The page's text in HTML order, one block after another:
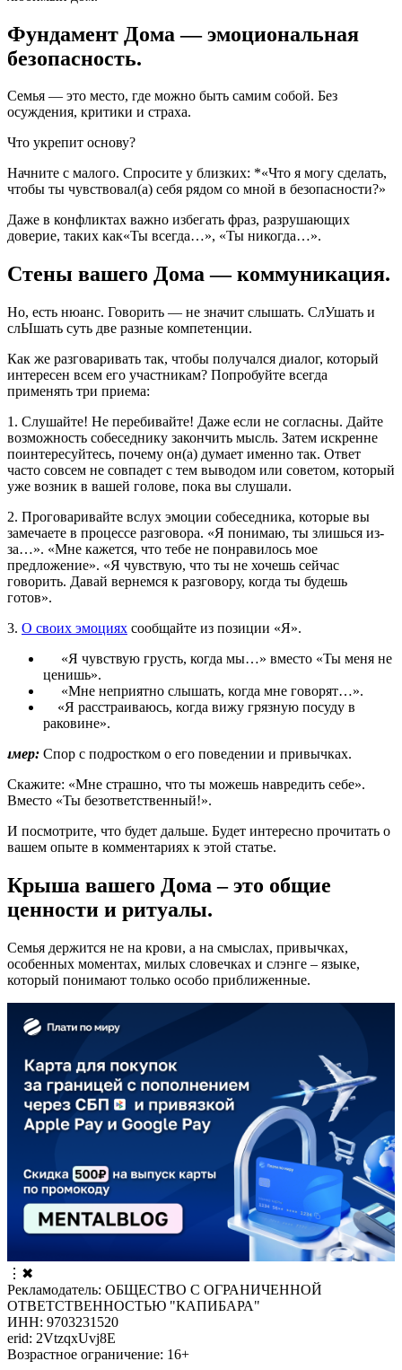
Фундамент Дома — эмоциональная
безопасность.
Семья — это место, где можно быть самим собой. Без
осуждения, критики и страха.
Что укрепит основу?
Начните с малого. Спросите у близких: *«Что я могу сделать,
чтобы ты чувствовал(а) себя рядом со мной в безопасности?»
Даже в конфликтах важно избегать фраз, разрушающих
доверие, таких как«Ты всегда…», «Ты никогда…».
Стены вашего Дома — коммуникация.
Но, есть нюанс. Говорить — не значит слышать. СлУшать и
слЫшать суть две разные компетенции.
Как же разговаривать так, чтобы получался диалог, который
интересен всем его участникам? Попробуйте всегда
применять три приема:
1. Слушайте! Не перебивайте! Даже если не согласны. Дайте
возможность собеседнику закончить мысль. Затем искренне
поинтересуйтесь, почему он(а) думает именно так. Ответ
часто совсем не совпадет с тем выводом или советом, который
уже возник в вашей голове, пока вы слушали.
2. Проговаривайте вслух эмоции собеседника, которые вы
замечаете в процессе разговора. «Я понимаю, ты злишься из-
за…». «Мне кажется, что тебе не понравилось мое
предложение». «Я чувствую, что ты не хочешь сейчас
говорить. Давай вернемся к разговору, когда ты будешь
готов».
3. О своих эмоциях сообщайте из позиции «Я».
«Я чувствую грусть, когда мы…» вместо «Ты меня не
ценишь».
«Мне неприятно слышать, когда мне говорят…».
«Я расстраиваюсь, когда вижу грязную посуду в
раковине».
Спор с подростком о его поведении и привычках.
Скажите: «Мне страшно, что ты можешь навредить себе».
Вместо «Ты безответственный!».
И посмотрите, что будет дальше. Будет интересно прочитать о
вашем опыте в комментариях к этой статье.
Крыша вашего Дома – это общие
ценности и ритуалы.
Семья держится не на крови, а на смыслах, привычках,
особенных моментах, милых словечках и слэнге – языке,
который понимают только особо приближенные.
⋮ ✖
Рекламодатель: ОБЩЕСТВО С ОГРАНИЧЕННОЙ
ОТВЕТСТВЕННОСТЬЮ "КАПИБАРА"
ИНН: 9703231520
erid: 2VtzqxUvj8E
Возрастное ограничение: 16+